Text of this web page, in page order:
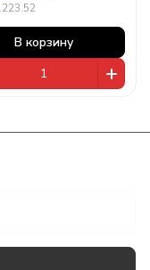
В корзину